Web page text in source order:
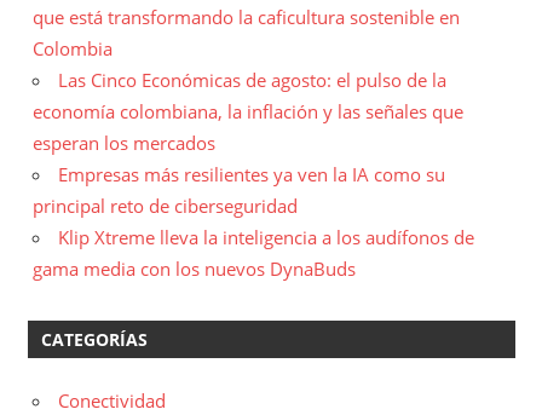
que está transformando la caficultura sostenible en
Colombia
Las Cinco Económicas de agosto: el pulso de la
economía colombiana, la inflación y las señales que
esperan los mercados
Empresas más resilientes ya ven la IA como su
principal reto de ciberseguridad
Klip Xtreme lleva la inteligencia a los audífonos de
gama media con los nuevos DynaBuds
CATEGORÍAS
Conectividad